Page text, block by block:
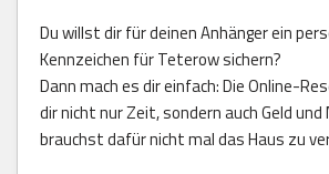
Du willst dir für deinen Anhänger ein
Kennzeichen für Teterow sichern?
Dann mach es dir einfach: Die Online-
dir nicht nur Zeit, sondern auch Geld und
brauchst dafür nicht mal das Haus zu